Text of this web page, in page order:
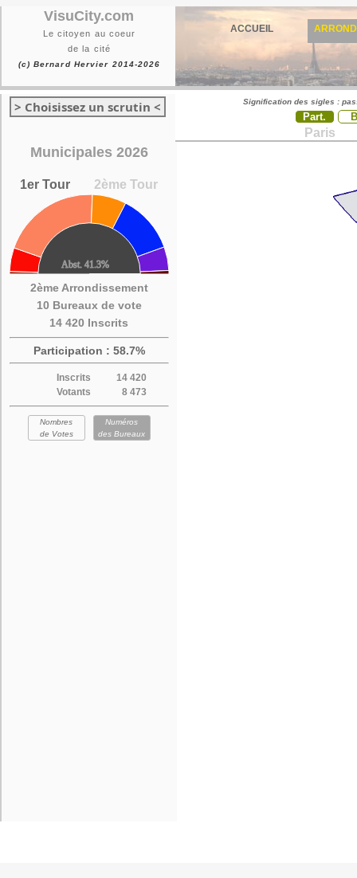
VisuCity.com
Le citoyen au coeur
de la cité
(c) Bernard Hervier 2014-2026
ACCUEIL
> Choisissez un scrutin <
Municipales 2026
1er Tour 2ème Tour
2ème Arrondissement
10 Bureaux de vote
14 420 Inscrits
Participation : 58.7%
Inscrits
14 420
Votants
8 473
Nombres
de Votes
Numéros
des Bureaux
Signification des sigles :
Part.
Paris